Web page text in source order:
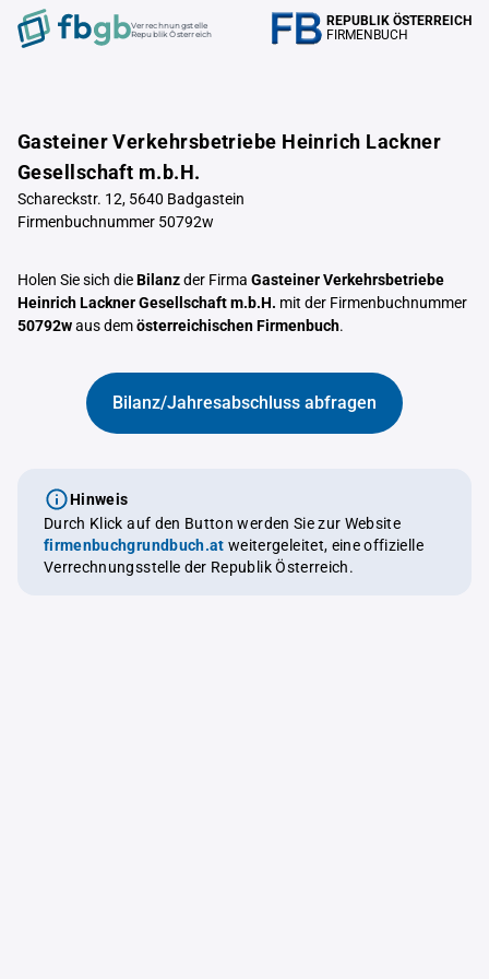
Verrechnungstelle
Republik Österreich
REPUBLIK ÖSTERREICH
FIRMENBUCH
Gasteiner Verkehrsbetriebe Heinrich Lackner
Gesellschaft m.b.H.
Schareckstr. 12, 5640 Badgastein
Firmenbuchnummer 50792w
Holen Sie sich dieBilanzder Firma Gasteiner Verkehrsbetriebe
Heinrich Lackner Gesellschaft m.b.H. mit der Firmenbuchnummer
50792waus demösterreichischen Firmenbuch.
Bilanz/Jahresabschluss abfragen
Hinweis
Durch Klick auf den Button werden Sie zur Website
firmenbuchgrundbuch.at weitergeleitet, eine offizielle
Verrechnungsstelle der Republik Österreich.